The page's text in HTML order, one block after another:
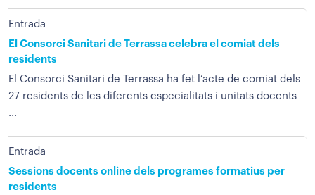
Entrada
El Consorci Sanitari de Terrassa celebra el comiat dels
residents
El Consorci Sanitari de Terrassa ha fet l’acte de comiat dels
27 residents de les diferents especialitats i unitats docents
...
Entrada
Sessions docents online dels programes formatius per
residents